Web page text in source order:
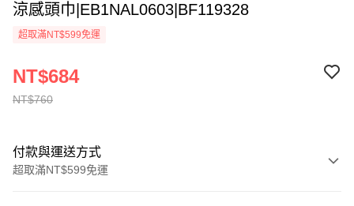
涼感頭巾|EB1NAL0603|BF119328
超取滿NT$599免運
NT$760
NT$684
付款與運送方式
超取滿NT$599免運